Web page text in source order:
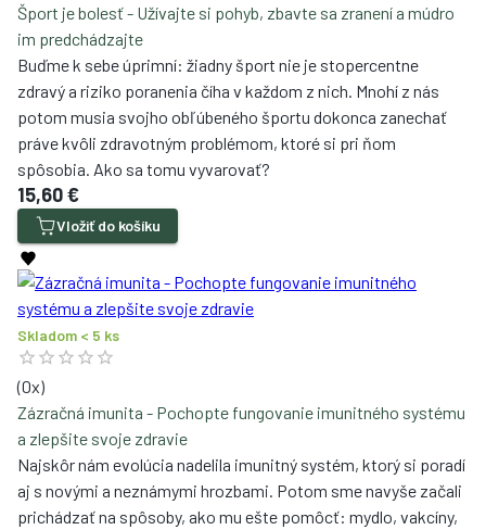
Šport je bolesť - Užívajte si pohyb, zbavte sa zranení a múdro
im predchádzajte
Buďme k sebe úprimní: žiadny šport nie je stopercentne
zdravý a riziko poranenia číha v každom z nich. Mnohí z nás
potom musia svojho obľúbeného športu dokonca zanechať
práve kvôli zdravotným problémom, ktoré si pri ňom
spôsobia. Ako sa tomu vyvarovať?
15,60 €
Vložiť do košíku
Skladom < 5 ks
(0x)
Zázračná imunita - Pochopte fungovanie imunitného systému
a zlepšite svoje zdravie
Najskôr nám evolúcia nadelila imunitný systém, ktorý si poradí
aj s novými a neznámymi hrozbami. Potom sme navyše začali
prichádzať na spôsoby, ako mu ešte pomôcť: mydlo, vakcíny,